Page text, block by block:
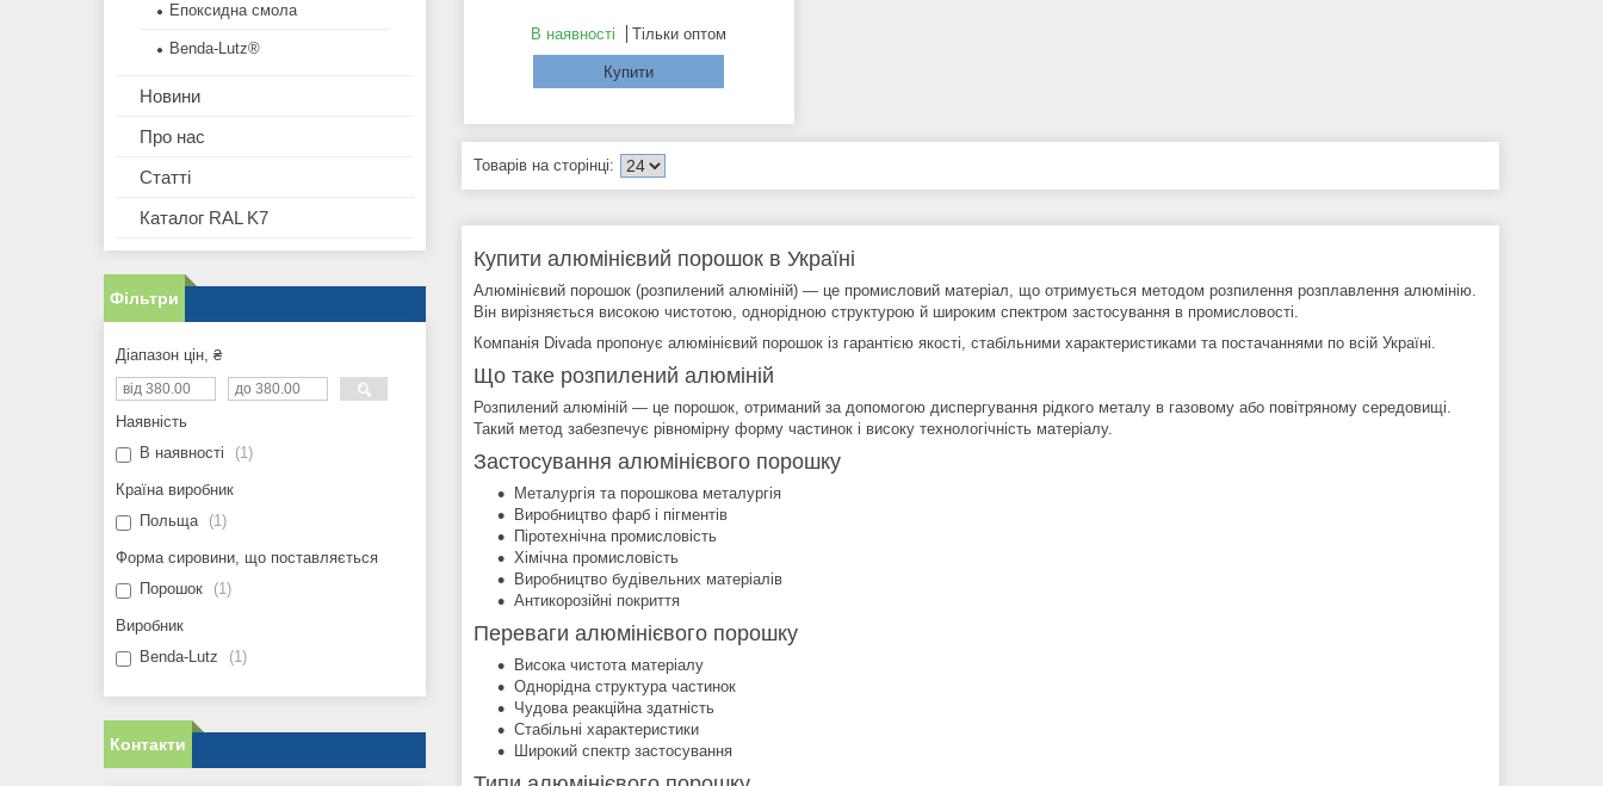
В наявності Тільки оптом
Купити
Купити алюмінієвий порошок в Україні
Алюмінієвий порошок (розпилений алюміній) — це промисловий матеріал, що отримується методом розпилення розплавлення алюмінію.
Він вирізняється високою чистотою, однорідною структурою й широким спектром застосування в промисловості.
Компанія Divada пропонує алюмінієвий порошок із гарантією якості, стабільними характеристиками та постачаннями по всій Україні.
Що таке розпилений алюміній
Розпилений алюміній — це порошок, отриманий за допомогою диспергування рідкого металу в газовому або повітряному середовищі.
Такий метод забезпечує рівномірну форму частинок і високу технологічність матеріалу.
Застосування алюмінієвого порошку
Металургія та порошкова металургія
Виробництво фарб і пігментів
Піротехнічна промисловість
Хімічна промисловість
Виробництво будівельних матеріалів
Антикорозійні покриття
Переваги алюмінієвого порошку
Висока чистота матеріалу
Однорідна структура частинок
Чудова реакційна здатність
Стабільні характеристики
Широкий спектр застосування
Епоксидна смола
Benda-Lutz®
Новини
Про нас
Статті
Каталог RAL K7
Фільтри
Діапазон цін, ₴
Наявність
В наявності
1
Країна виробник
Польща
1
Форма сировини, що поставляється
Порошок
1
Виробник
Benda-Lutz
1
Контакти